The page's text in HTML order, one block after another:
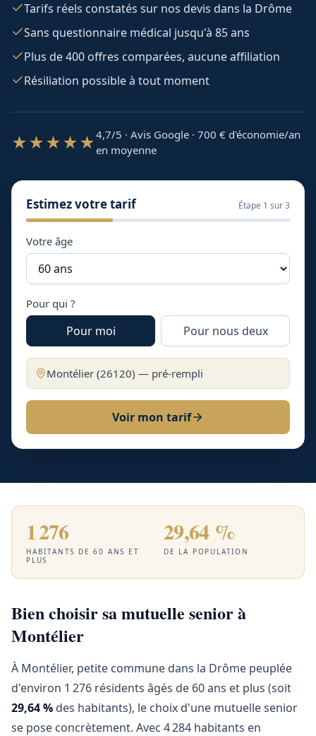
Tarifs réels constatés sur nos devis dans la Drôme
Sans questionnaire médical jusqu'à 85 ans
Plus de 400 offres comparées, aucune affiliation
Résiliation possible à tout moment
★★★★★4,7/5 · Avis Google · 700 € d'économie/an
en moyenne
Estimez votre tarif Étape 1 sur 3
Votre âge
Pour qui ?
Pour moi Pour nous deux
Montélier (26120) — pré-rempli
Voir mon tarif
1 276
HABITANTS DE 60 ANS ET
PLUS
29,64 %
DE LA POPULATION
Bien choisir sa mutuelle senior à
Montélier
À Montélier, petite commune dans la Drôme peuplée
d'environ 1 276 résidents âgés de 60 ans et plus (soit
29,64 % des habitants), le choix d'une mutuelle senior
se pose concrètement. Avec 4 284 habitants en